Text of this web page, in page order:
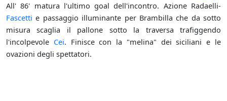
All' 86' matura l'ultimo goal dell'incontro. Azione Radaelli-
Fascetti e passaggio illuminante per Brambilla che da sotto
misura scaglia il pallone sotto la traversa trafiggendo
l'incolpevole Cei. Finisce con la "melina" dei siciliani e le
ovazioni degli spettatori.